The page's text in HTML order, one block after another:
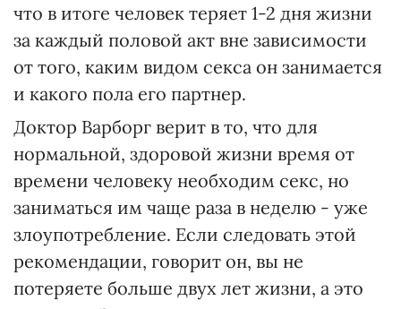
что в итоге человек теряет 1-2 дня жизни
за каждый половой акт вне зависимости
от того, каким видом секса он занимается
и какого пола его партнер.
Доктор Варборг верит в то, что для
нормальной, здоровой жизни время от
времени человеку необходим секс, но
заниматься им чаще раза в неделю - уже
злоупотребление. Если следовать этой
рекомендации, говорит он, вы не
потеряете больше двух лет жизни, а это